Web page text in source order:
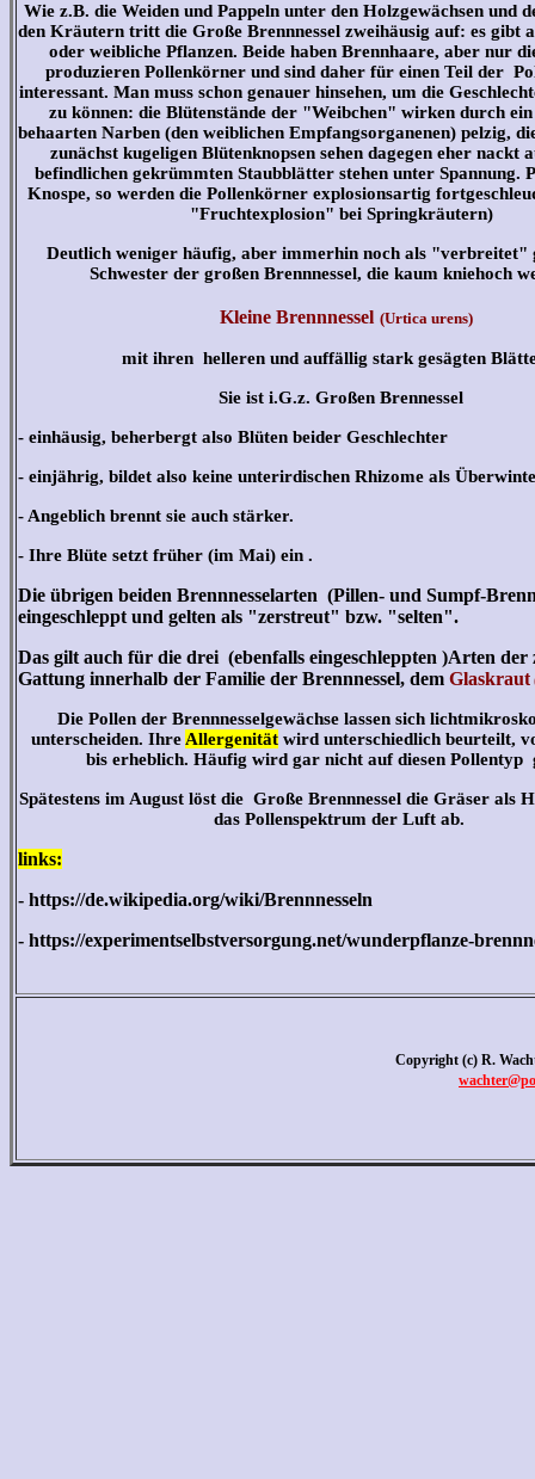
Wie z.B. die Weiden und Pappeln unter den Holzgewächsen und
den Kräutern tritt die Große Brennnessel zweihäusig auf: es gibt
oder weibliche Pflanzen. Beide haben Brennhaare, aber nur
produzieren Pollenkörner und sind daher für einen Teil der
interessant. Man muss schon genauer hinsehen, um die
zu können: die Blütenstände der "Weibchen" wirken durch
behaarten Narben (den weiblichen Empfangsorganenen) pelzig,
zunächst kugeligen Blütenknopsen sehen dagegen eher nackt
befindlichen gekrümmten Staubblätter stehen unter Spannung.
Knospe, so werden die Pollenkörner explosionsartig
"Fruchtexplosion" bei Springkräutern)
Deutlich weniger häufig, aber immerhin noch als "verbreitet"
Schwester der großen Brennnessel, die kaum kniehoch
Kleine Brennnessel (Urtica urens)
mit ihren helleren und auffällig stark gesägten
Sie ist i.G.z. Großen Brennessel
- einhäusig, beherbergt also Blüten beider Geschlechter
- einjährig, bildet also keine unterirdischen Rhizome als
- Angeblich brennt sie auch stärker.
- Ihre Blüte setzt früher (im Mai) ein .
Die übrigen beiden Brennnesselarten (Pillen- und Sumpf-
eingeschleppt und gelten als "zerstreut" bzw. "selten".
Das gilt auch für die drei (ebenfalls eingeschleppten )Arten der
Gattung innerhalb der Familie der Brennnessel, dem Glaskraut
Die Pollen der Brennnesselgewächse lassen sich
unterscheiden. Ihre Allergenitätwird unterschiedlich beurteilt,
bis erheblich. Häufig wird gar nicht auf diesen Pollentyp
Spätestens im August löst die Große Brennnessel die Gräser als
das Pollenspektrum der Luft ab.
links:
- https://de.wikipedia.org/wiki/Brennnesseln
- https://experimentselbstversorgung.net/wunderpflanze-
Copyright (c) R.
wachter